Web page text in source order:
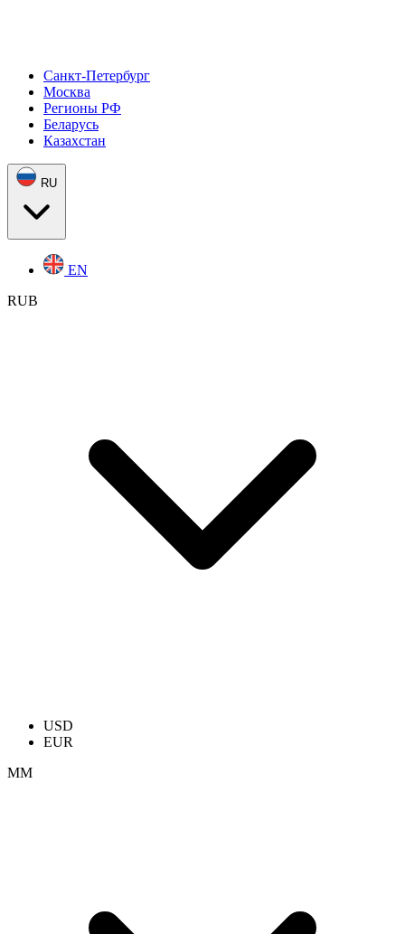
Санкт-Петербург
Москва
Регионы РФ
Беларусь
Казахстан
RU
EN
RUB
USD
EUR
ММ